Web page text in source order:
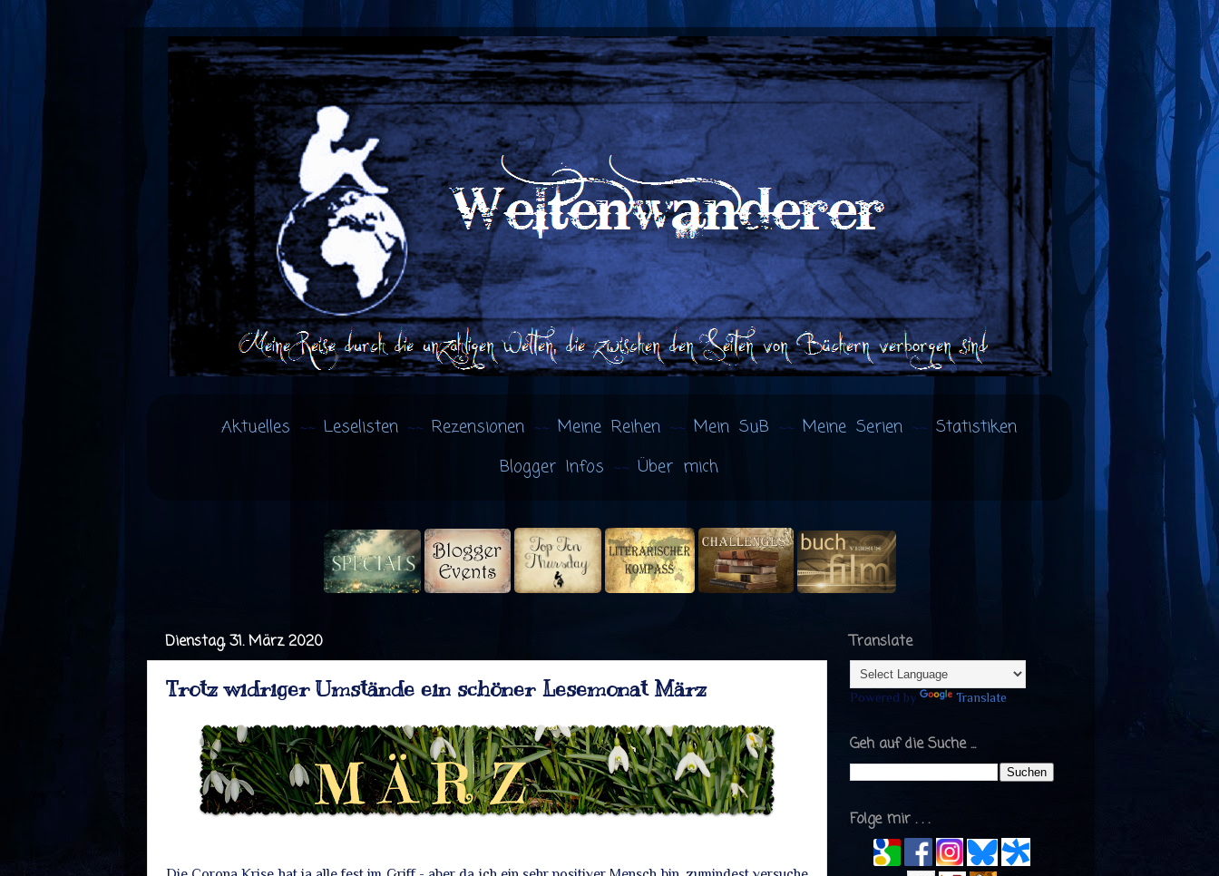
Aktuelles Leselisten Rezensionen Meine Reihen Mein SuB Meine Serien
Statistiken
Blogger Infos
Über mich
Dienstag, 31. März 2020
Trotz widriger Umstände ein schöner Lesemonat März
Translate
Powered by Translate
Geh auf die Suche ...
Folge mir . . .